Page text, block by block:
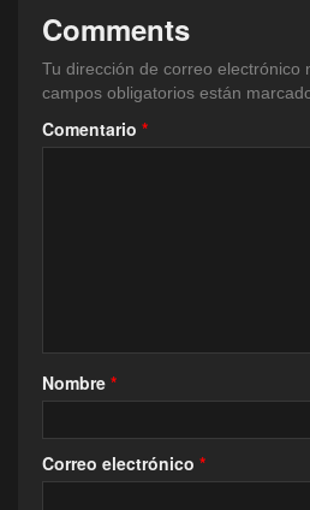
Comments
Tu dirección de correo electrónico
campos obligatorios están
Comentario *
Nombre *
Correo electrónico *